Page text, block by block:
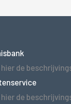
hier de
hier de